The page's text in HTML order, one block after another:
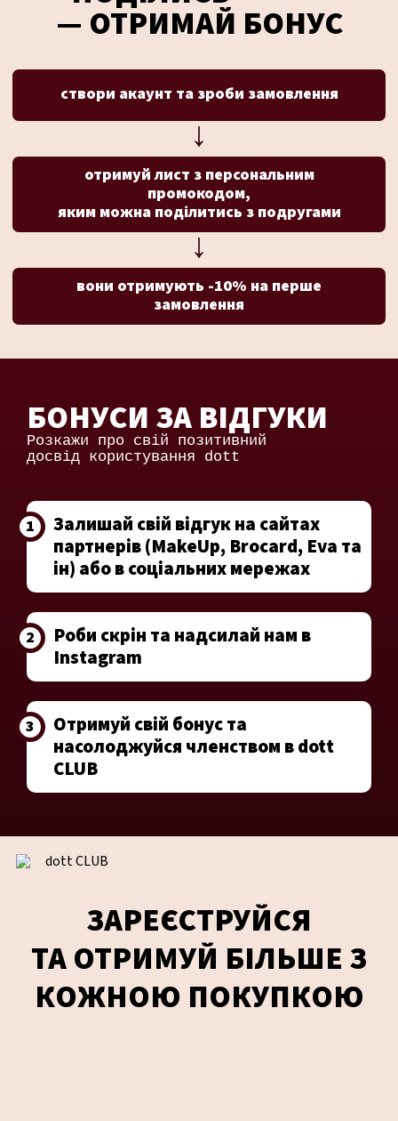
— ОТРИМАЙ БОНУС
створи акаунт та зроби замовлення
↓
отримуй лист з персональним
промокодом,
яким можна поділитись з подругами
↓
вони отримують -10% на перше
замовлення
БОНУСИ ЗА ВІДГУКИ
Розкажи про свій позитивний
досвід користування dott
1
Залишай свій відгук на сайтах
партнерів (MakeUp, Brocard, Eva та
ін) або в соціальних мережах
2
Роби скрін та надсилай нам в
Instagram
3
Отримуй свій бонус та
насолоджуйся членством в dott
CLUB
ЗАРЕЄСТРУЙСЯ
ТА ОТРИМУЙ БІЛЬШЕ З
КОЖНОЮ ПОКУПКОЮ